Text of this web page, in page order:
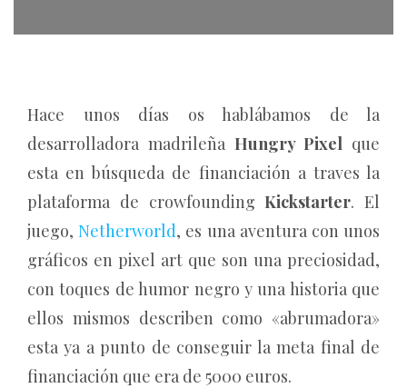
Hace unos días os hablábamos de la
desarrolladora madrileña Hungry Pixel que
esta en búsqueda de financiación a traves la
plataforma de crowfoundingKickstarter. El
juego,Netherworld, es una aventura con unos
gráficos en pixel art que son una preciosidad,
con toques de humor negro y una historia que
ellos mismos describen como «abrumadora»
esta ya a punto de conseguir la meta final de
financiación que era de 5000 euros.